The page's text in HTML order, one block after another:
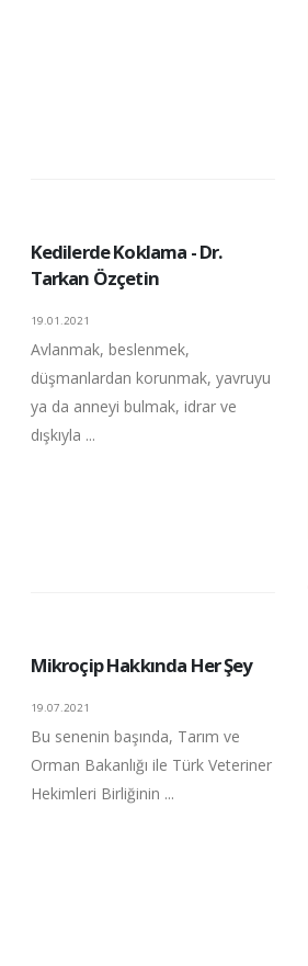
Kedilerde Koklama - Dr.
Tarkan Özçetin
19.01.2021
Avlanmak, beslenmek,
düşmanlardan korunmak, yavruyu
ya da anneyi bulmak, idrar ve
dışkıyla ...
Mikroçip Hakkında Her Şey
19.07.2021
Bu senenin başında, Tarım ve
Orman Bakanlığı ile Türk Veteriner
Hekimleri Birliğinin ...